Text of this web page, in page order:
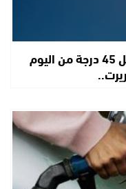
نشرة إنذارية تحذر من موجة حر تصل 45 درجة من اليوم